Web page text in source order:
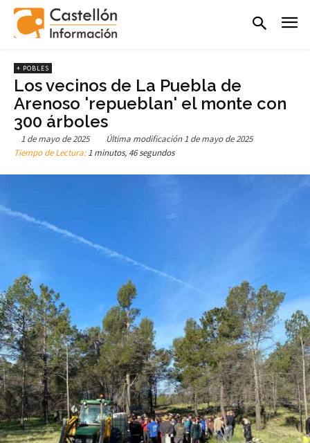
+ POBLES
Los vecinos de La Puebla de
Arenoso 'repueblan' el monte con
300 árboles
1 de mayo de 2025 Última modificación 1 de mayo de 2025
Tiempo de Lectura:1 minutos, 46 segundos